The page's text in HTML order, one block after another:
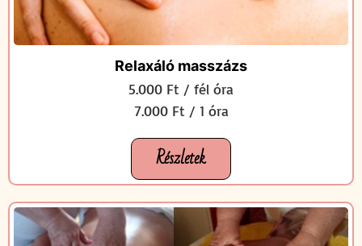
Relaxáló masszázs
5.000 Ft / fél óra
7.000 Ft / 1 óra
Részletek